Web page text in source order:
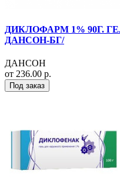
ДИКЛОФАРМ 1% 90Г.
ДАНСОН-БГ/
ДАНСОН
от 236.00 р.
Под заказ